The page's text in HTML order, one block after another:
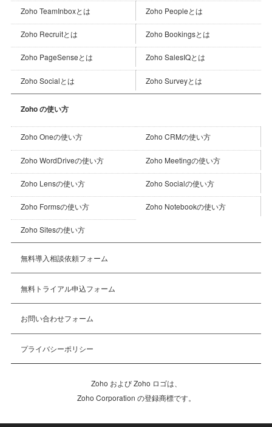
Zoho TeamInboxとは Zoho Peopleとは
Zoho Recruitとは Zoho Bookingsとは
Zoho PageSenseとは Zoho SalesIQとは
Zoho Socialとは Zoho Surveyとは
Zoho の使い方
Zoho Oneの使い方 Zoho CRMの使い方
Zoho WordDriveの使い方 Zoho Meetingの使い方
Zoho Lensの使い方 Zoho Socialの使い方
Zoho Formsの使い方 Zoho Notebookの使い方
Zoho Sitesの使い方
無料導入相談依頼フォーム
無料トライアル申込フォーム
お問い合わせフォーム
プライバシーポリシー
Zoho および Zoho ロゴは、
Zoho Corporation の登録商標です。